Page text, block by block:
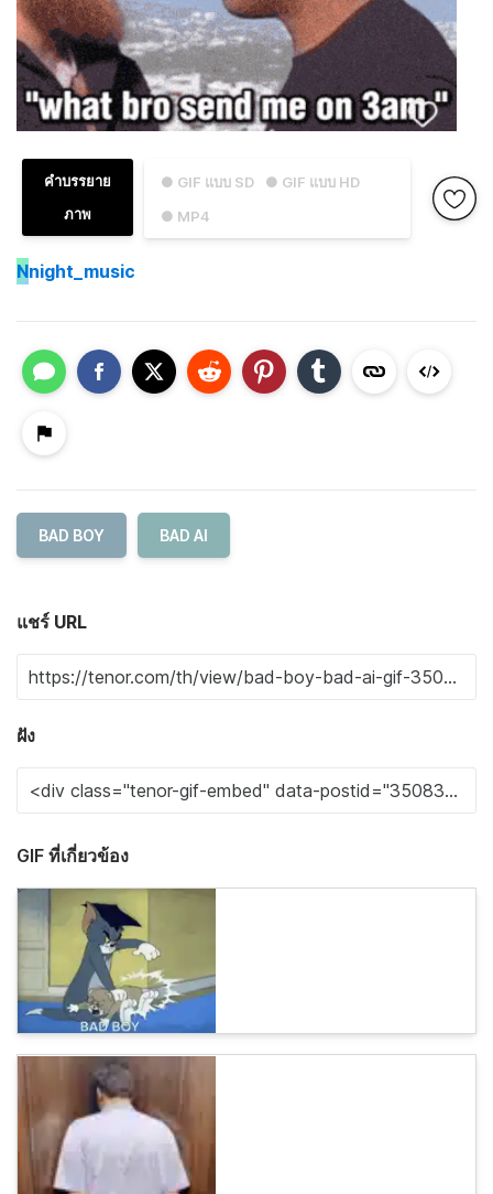
● GIF แบบ SD
● GIF แบบ HD
● MP4
คำบรรยาย
ภาพ
Nnight_music
BAD BOY BAD AI
แชร์ URL
ฝัง
GIF ที่เกี่ยวข้อง